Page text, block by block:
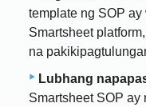
template ng SOP
Smartsheet
na
Lubhang
Smartsheet SOP